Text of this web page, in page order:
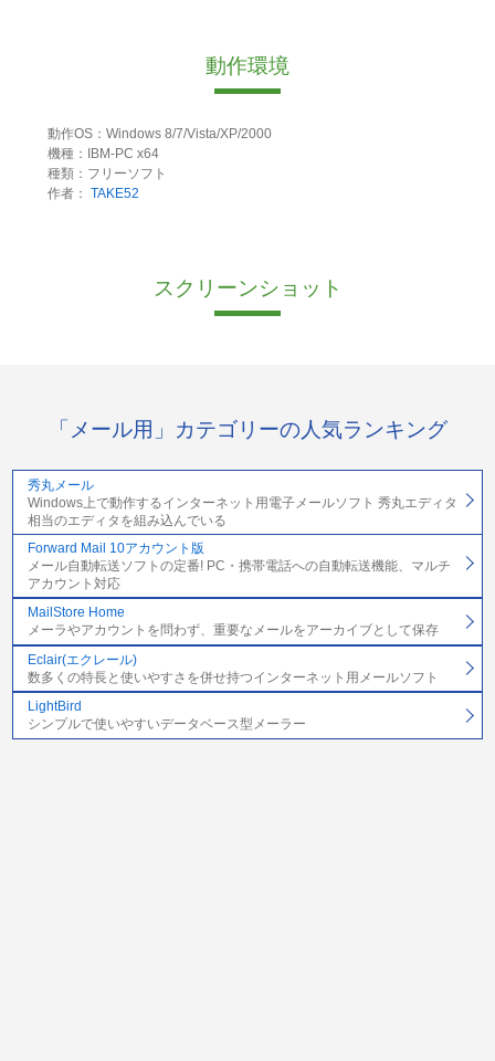
動作環境
動作OS：Windows 8/7/Vista/XP/2000
機種：IBM-PC x64
種類：フリーソフト
作者： TAKE52
スクリーンショット
「メール用」カテゴリーの人気ランキング
秀丸メール
Windows上で動作するインターネット用電子メールソフト 秀丸エディタ
相当のエディタを組み込んでいる
Forward Mail 10アカウント版
メール自動転送ソフトの定番! PC・携帯電話への自動転送機能、マルチ
アカウント対応
MailStore Home
メーラやアカウントを問わず、重要なメールをアーカイブとして保存
Eclair(エクレール)
数多くの特長と使いやすさを併せ持つインターネット用メールソフト
LightBird
シンプルで使いやすいデータベース型メーラー